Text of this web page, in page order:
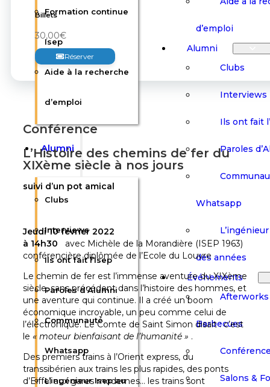
Formation continue
Isep
Aide à la recherche
d’emploi
Alumni
Clubs
Interviews
Ils ont fait l’Isep
Paroles d’Alumni
Communauté
Whatsapp
L’ingénieur Isep au
d’emploi
Alumni
Clubs
Interviews
Ils ont fait
Paroles
Whatsapp
des années
Événements
Afterworks
Barbecues
Salons &
Billets
30,00€
Réserver
Conférence
L’Histoire des chemins de fer du
XIXème siècle à nos jours
suivi d’un pot amical
Jeudi 10 février 2022
à 14h30 avec Michèle de la Morandière (ISEP 1963)
conférencière diplômée de l’Ecole du Louvre
Le chemin de fer est l’immense aventure du XIXème
siècle, sans précédent dans l’histoire des hommes, et
une aventure qui continue. Il a créé un boom
économique incroyable, un peu comme celui de
l’électronique. Le Comte de Saint Simon disait : c’est
le « moteur bienfaisant de l’humanité » .
Des premiers trains à l’Orient express, du
transsibérien aux trains les plus rapides, des ponts
d’Eiffel aux gares modernes… les trains sont